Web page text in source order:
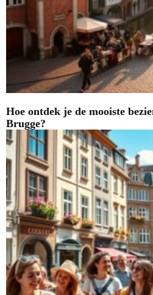
Hoe ontdek je de mooiste
Brugge?